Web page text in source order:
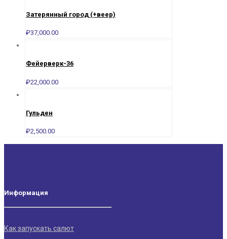
Затерянный город (+веер)
₽37,000.00
Фейерверк-36
₽22,000.00
Гульден
₽2,500.00
Информация
Как запускать салют